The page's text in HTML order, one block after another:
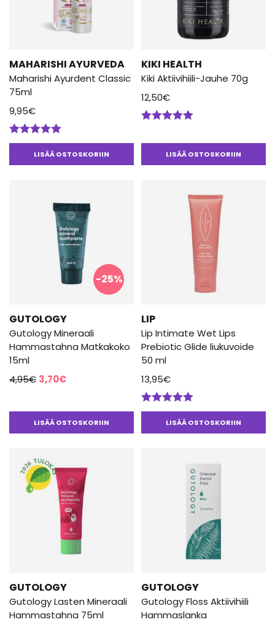
MAHARISHI AYURVEDA
Maharishi Ayurdent Classic
75ml
9,95€
Arvostelu
tuotteesta:LISÄÄ OSTOSKORIIN
KIKI HEALTH
Kiki Aktiivihiili-Jauhe 70g
12,50€
LISÄÄ OSTOSKORIIN
-25%
GUTOLOGY
Gutology Mineraali
Hammastahna Matkakoko
15ml
4,95€ Alkuperäinen
oli:
4,95€.
3,70€Nykyinen
on:
3,70€.
LISÄÄ OSTOSKORIIN
LIP
Lip Intimate Wet Lips
Prebiotic Glide liukuvoide
50 ml
13,95€
Arvostelu
tuotteesta:LISÄÄ OSTOSKORIIN
GUTOLOGY
Gutology Lasten Mineraali
Hammastahna 75ml
GUTOLOGY
Gutology Floss Aktiivihiili
Hammaslanka